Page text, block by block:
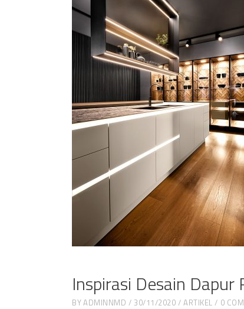
Inspirasi Desain
BYADMINNMD 30/11/2020 ARTIKEL 0